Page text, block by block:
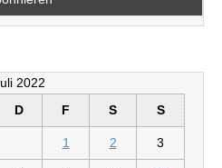
2022
D F S S
1 2 3